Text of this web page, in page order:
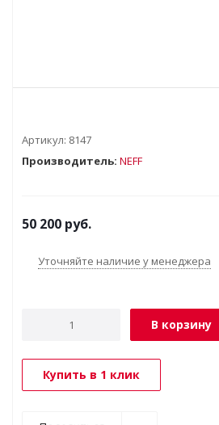
Артикул: 8147
Производитель: NEFF
50 200 руб.
Уточняйте наличие у менеджера
В корзину
Купить в 1 клик